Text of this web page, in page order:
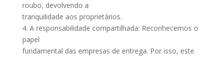
roubo, devolvendo a
tranquilidade aos proprietários.
4. A responsabilidade compartilhada: Reconhecemos o
papel
fundamental das empresas de entrega. Por isso, este